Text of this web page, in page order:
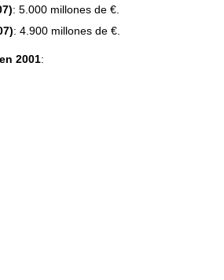
: 5.000 millones de €.
: 4.900 millones de €.
2001: